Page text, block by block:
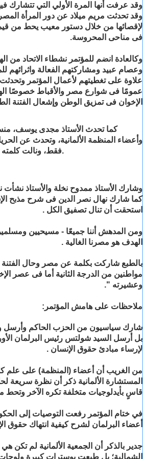
وقد عرفت أنها المرة الأولي التي تتشارك
وقد تحدثت مريم ميلاد عن دور المرأة
لإقصائها من خلال دستور معيب يحط من
فى مناحى المحروسة.
وكالعادة انضم للمؤتمر نشطاء الاتحاد من
وعصام عبيد ومشاركتهم الفعالة
علاوة على تغطيتهم لأعمال المؤتمر
عمومًا فى شوارع مصر والأقباط خصوصًا
الإخوان فى تمزيق الوطن وإشعال الفتنة
كما تحدث الأستاذ مجدى يوسف،
وأعضاء المنظمة الألمانية، وتحدث عن
فقط، ونالت كلمته تصفيق الحاضرين لما تحتويها من صدق على أرض الواقع.
وشارك الأستاذ ممدوح نخلة والأستاذ
كما شارك نهال نصر الدين فى شرح مذبح
استحقت أن تنال تصفيق الكل .
ومن المدهش أننا جميعًا - مسيحيين
الهدف هو مصرنا الغالية .
بالطبع شاركت بكلمة عن مصر وحال
مواطنين من الدرجة الثانية أما فى عصر
وعشيرته ".
ملاحظات على هامش المؤتمر:
شارك سياسيون من الحزب الحاكم وأرسل
بل أرسل السيد شولتس رئيس البرلمان
لإرساء مبادئ حقوق الإنسان .
من الغريب أن أعضاء (المنظمة) على
المستشارة الألمانية ذكر أن نظرة
قاسٍ بأيدلوجيات متخلفة تكره الآخر وتحط
في ختام المؤتمر رفعت التوصيات إلى
أعضاء البرلمان لشرح كيفية انتهاك حقوق
جدير بالذكر أن الجمعية الألمانية لم
الشمالية؛ بل طبعت بوسترات كبيرة